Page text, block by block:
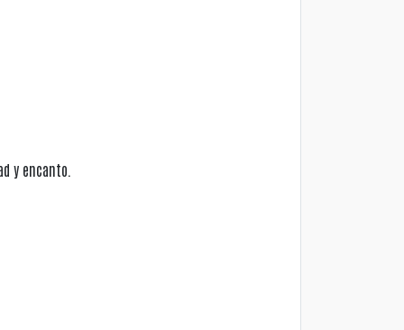
y encanto.